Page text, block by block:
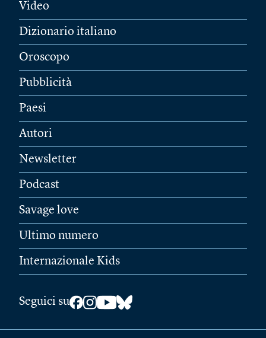
Video
Dizionario italiano
Oroscopo
Pubblicità
Paesi
Autori
Newsletter
Podcast
Savage love
Ultimo numero
Internazionale Kids
Seguici su